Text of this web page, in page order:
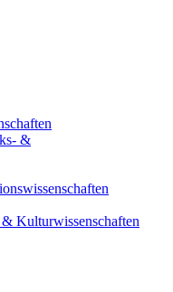
&
Kulturwissenschaften